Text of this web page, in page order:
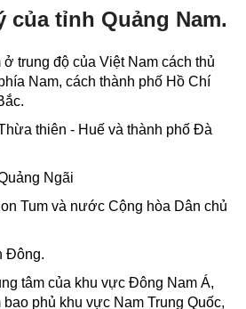
của tỉnh Quảng Nam.
trung độ của Việt Nam cách thủ
Nam, cách thành phố Hồ Chí
thiên - Huế và thành phố Đà
Ngãi
Tum và nước Cộng hòa Dân chủ
Đông.
tâm của khu vực Đông Nam Á,
phủ khu vực Nam Trung Quốc,